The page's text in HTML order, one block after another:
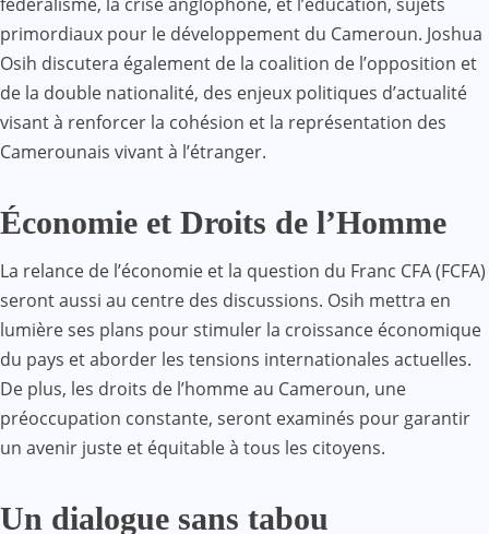
primordiaux pour le développement du Cameroun. Joshua
Osih discutera également de la coalition de l’opposition et
de la double nationalité, des enjeux politiques d’actualité
visant à renforcer la cohésion et la représentation des
Camerounais vivant à l’étranger.
Économie et Droits de l’Homme
La relance de l’économie et la question du Franc CFA (FCFA)
seront aussi au centre des discussions. Osih mettra en
lumière ses plans pour stimuler la croissance économique
du pays et aborder les tensions internationales actuelles.
De plus, les droits de l’homme au Cameroun, une
préoccupation constante, seront examinés pour garantir
un avenir juste et équitable à tous les citoyens.
Un dialogue sans tabou